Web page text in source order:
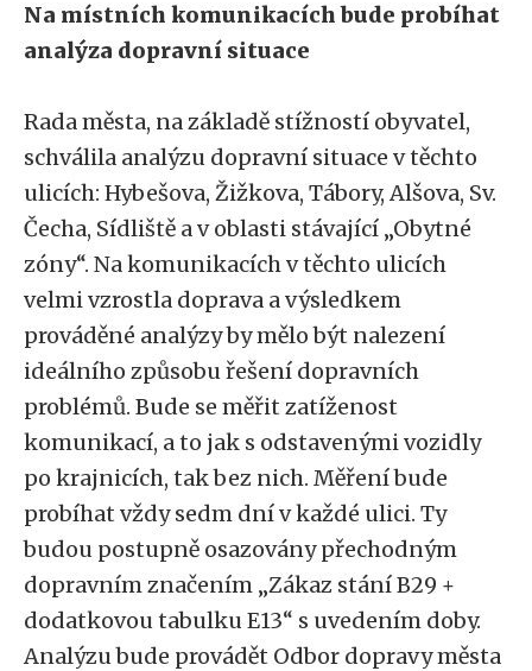
Na místních komunikacích bude probíhat
analýza dopravní situace
Rada města, na základě stížností obyvatel,
schválila analýzu dopravní situace v těchto
ulicích: Hybešova, Žižkova, Tábory, Alšova, Sv.
Čecha, Sídliště a v oblasti stávající „Obytné
zóny“. Na komunikacích v těchto ulicích
velmi vzrostla doprava a výsledkem
prováděné analýzy by mělo být nalezení
ideálního způsobu řešení dopravních
problémů. Bude se měřit zatíženost
komunikací, a to jak s odstavenými vozidly
po krajnicích, tak bez nich. Měření bude
probíhat vždy sedm dní v každé ulici. Ty
budou postupně osazovány přechodným
dopravním značením „Zákaz stání B29 +
dodatkovou tabulku E13“ s uvedením doby.
Analýzu bude provádět Odbor dopravy města